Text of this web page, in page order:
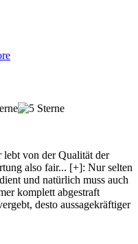
lebt von der Qualität der
also fair... [+]: Nur selten
und natürlich muss auch
komplett abgestraft
desto aussagekräftiger